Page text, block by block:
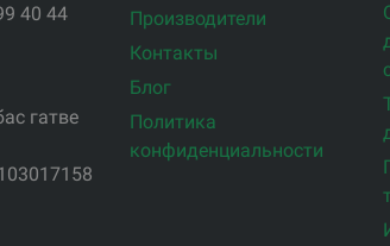
40 44
гатве
Производители
Контакты
Блог
Политика
конфиденциальности